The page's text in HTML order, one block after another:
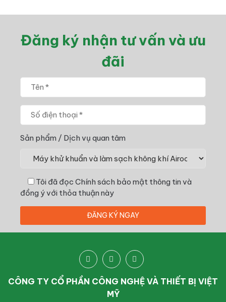
Đăng ký nhận tư vấn và ưu
đãi
Sản phẩm / Dịch vụ quan tâm
Tôi đã đọc Chính sách bảo mật thông tin và
đồng ý với thỏa thuận này
CÔNG TY CỔ PHẦN CÔNG NGHỆ VÀ THIẾT BỊ VIỆT
MỸ